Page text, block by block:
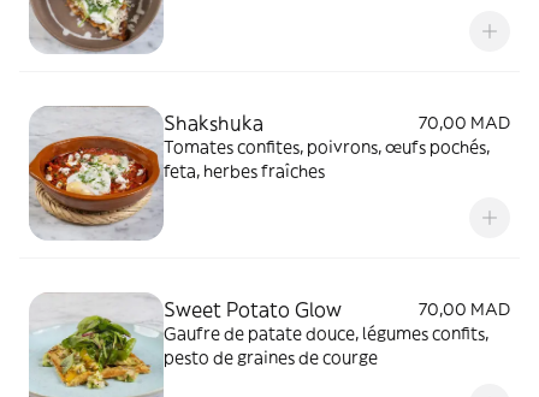
Shakshuka
70,00 MAD
Tomates confites, poivrons, œufs pochés,
feta, herbes fraîches
Sweet Potato Glow
70,00 MAD
Gaufre de patate douce, légumes confits,
pesto de graines de courge